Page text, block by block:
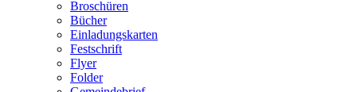
Broschüren
Bücher
Einladungskarten
Festschrift
Flyer
Folder